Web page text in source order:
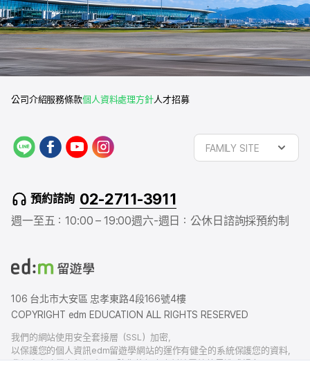
公司介紹服務條款個人資料處理方針人才招募
L
f
a
b
o
y
o
u
e
a
r
FAMILY SITE
預約諮詢 02-2711-3911
週一至五：10:00 – 19:00週六-週日：公休日 諮詢採預約制
106 台北市大安區 忠孝東路4段166號4樓
COPYRIGHT edm EDUCATION ALL RIGHTS RESERVED
我們的網站使用安全套接層（SSL）加密，
以保護您的個人資訊edm留遊學網站的運作有健全的系統保護您的資料，
我們也有賠償責任保險，以防您的個人資料洩露給外界造成損害